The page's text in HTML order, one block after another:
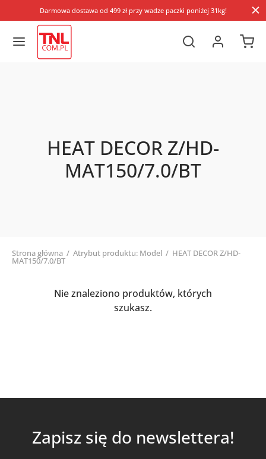
Darmowa dostawa od 499 zł przy wadze paczki poniżej 31kg!
HEAT DECOR Z/HD-
MAT150/7.0/BT
Strona główna / Atrybut produktu: Model / HEAT DECOR Z/HD-
MAT150/7.0/BT
Nie znaleziono produktów, których
szukasz.
Zapisz się do newslettera!